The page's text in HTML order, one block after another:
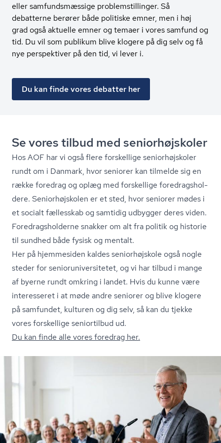
eller samfundsmæssige problemstillinger. Så
debatterne berører både politiske emner, men i høj
grad også aktuelle emner og temaer i vores samfund og
tid. Du vil som publikum blive klogere på dig selv og få
nye perspektiver på den tid, vi lever i.
Du kan finde vores debatter her
Se vores tilbud med se­ni­o­r­højsko­ler
Hos AOF har vi også flere forskellige se­ni­o­r­højsko­ler
rundt om i Danmark, hvor seniorer kan tilmelde sig en
række foredrag og oplæg med forskellige fored­rags­hol­
de­re. Se­ni­o­r­højsko­len er et sted, hvor seniorer mødes i
et socialt fællesskab og samtidig udbygger deres viden.
Fored­rags­hol­der­ne snakker om alt fra politik og historie
til sundhed både fysisk og mentalt.
Her på hjemmesiden kaldes seniorhøjskole også nogle
steder for se­ni­o­ru­ni­ver­si­te­tet, og vi har tilbud i mange
af byerne rundt omkring i landet. Hvis du kunne være
interesseret i at møde andre seniorer og blive klogere
på samfundet, kulturen og dig selv, så kan du tjekke
vores forskellige seniortilbud ud.
Du kan finde alle vores foredrag her.